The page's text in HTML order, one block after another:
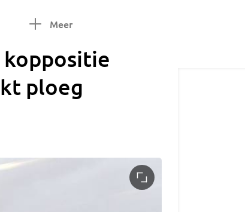
Meer
koppositie
ploeg